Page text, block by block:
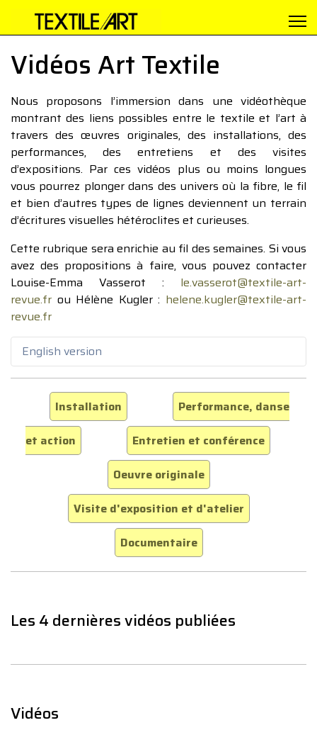
Vidéos Art Textile
Nous proposons l’immersion dans une vidéothèque
montrant des liens possibles entre le textile et l’art à
travers des œuvres originales, des installations, des
performances, des entretiens et des visites
d’expositions. Par ces vidéos plus ou moins longues
vous pourrez plonger dans des univers où la fibre, le fil
et bien d’autres types de lignes deviennent un terrain
d’écritures visuelles hétéroclites et curieuses.
Cette rubrique sera enrichie au fil des semaines. Si vous
avez des propositions à faire, vous pouvez contacter
Louise-Emma Vasserot : le.vasserot@textile-art-
revue.fr ou Hélène Kugler : helene.kugler@textile-art-
revue.fr
English version
Installation
Performance, danse
et action
Entretien et conférence
Oeuvre originale
Visite d'exposition et d'atelier
Documentaire
Les 4 dernières vidéos publiées
Vidéos